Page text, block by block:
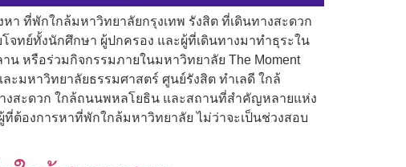
า ที่พักใกล้มหาวิทยาลัยกรุงเทพ รังสิต ที่เดินทางสะดวก
จทย์ทั้งนักศึกษา ผู้ปกครอง และผู้ที่เดินทางมาทำธุระใน
น หรือร่วมกิจกรรมภายในมหาวิทยาลัย The Moment
ะมหาวิทยาลัยธรรมศาสตร์ ศูนย์รังสิต ทำเลดี ใกล้
างสะดวก ใกล้ถนนพหลโยธิน และสถานที่สำคัญหลายแห่ง
ต้องการหาที่พักใกล้มหาวิทยาลัย ไม่ว่าจะเป็นช่วงสอบ